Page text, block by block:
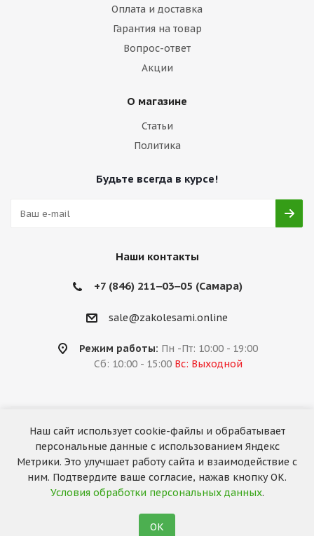
Оплата и доставка
Гарантия на товар
Вопрос-ответ
Акции
О магазине
Статьи
Политика
Будьте всегда в курсе!
Наши контакты
+7 (846) 211‒03‒05 (Самара)
sale@zakolesami.online
Режим работы: Пн -Пт: 10:00 - 19:00
Сб: 10:00 - 15:00 Вс: Выходной
2026 © «За колёсами.Online»
Запуск сайта —RuMaster
Наш сайт использует cookie-файлы и обрабатывает
персональные данные с использованием Яндекс
Метрики. Это улучшает работу сайта и взаимодействие с
ним. Подтвердите ваше согласие, нажав кнопку ОК.
Условия обработки персональных данных.
ОК